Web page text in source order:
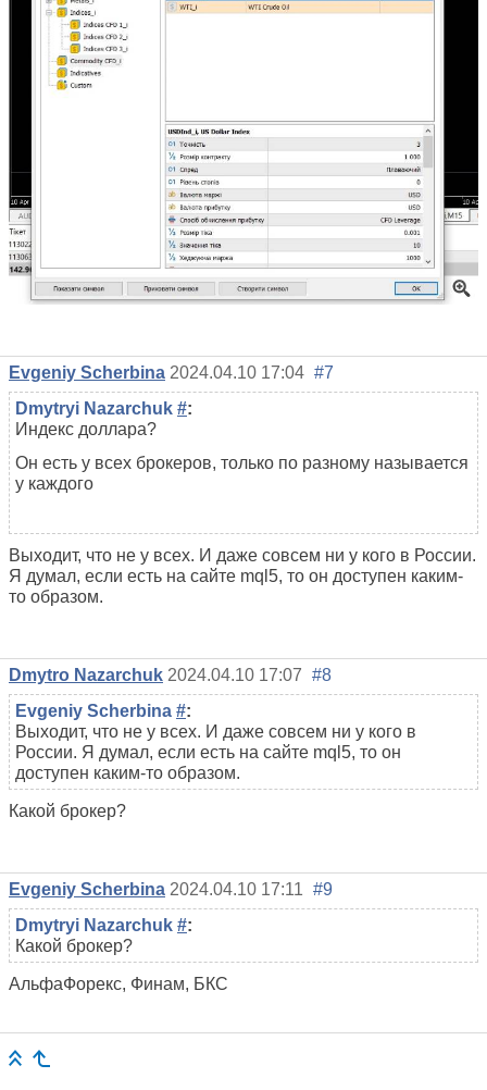
Evgeniy Scherbina 2024.04.10 17:04 #7
Dmytryi Nazarchuk #:
Индекс доллара?
Он есть у всех брокеров, только по разному называется
у каждого
Выходит, что не у всех. И даже совсем ни у кого в России.
Я думал, если есть на сайте mql5, то он доступен каким-
то образом.
Dmytro Nazarchuk 2024.04.10 17:07 #8
Evgeniy Scherbina #:
Выходит, что не у всех. И даже совсем ни у кого в
России. Я думал, если есть на сайте mql5, то он
доступен каким-то образом.
Какой брокер?
Evgeniy Scherbina 2024.04.10 17:11 #9
Dmytryi Nazarchuk #:
Какой брокер?
АльфаФорекс, Финам, БКС